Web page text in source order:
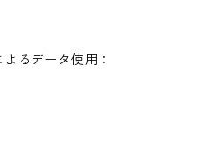
るデータ使用：